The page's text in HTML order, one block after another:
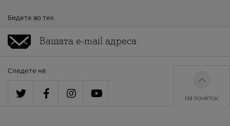
Бидете во тек
Следете нè
На почеток